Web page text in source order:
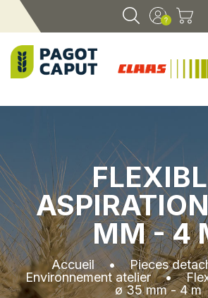
MM - 4
Accueil•Pieces
Environnement atelier•
ø 35 mm - 4 m